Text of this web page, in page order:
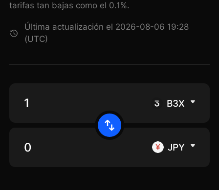
tarifas tan bajas como el 0.1%.
Última actualización el 2026-08-06 19:28
(UTC)
B3X
JPY